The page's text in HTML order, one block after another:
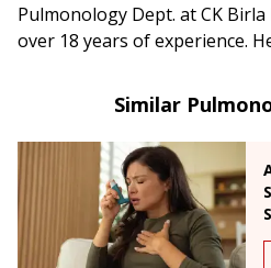
Pulmonology Dept. at CK
over 18 years of experience.
airway obstruction,
medical thoracoscopy/
Similar